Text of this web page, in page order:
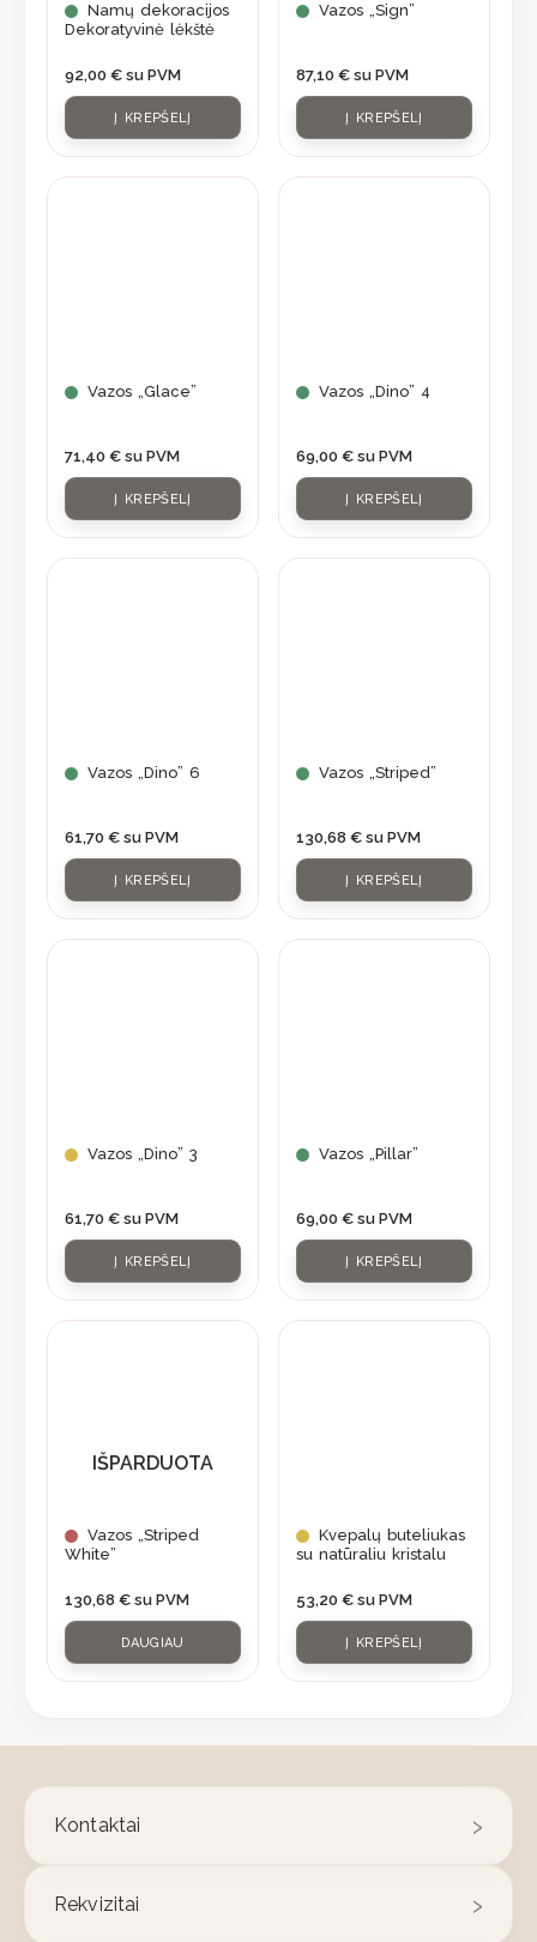
Namų dekoracijos
Dekoratyvinė lėkštė
92,00 € su PVM
Į KREPŠELĮ
Vazos „Sign”
87,10 € su PVM
Į KREPŠELĮ
Vazos „Glace”
71,40 € su PVM
Į KREPŠELĮ
Vazos „Dino” 4
69,00 € su PVM
Į KREPŠELĮ
Vazos „Dino” 6
61,70 € su PVM
Į KREPŠELĮ
Vazos „Striped”
130,68 € su PVM
Į KREPŠELĮ
Vazos „Dino” 3
61,70 € su PVM
Į KREPŠELĮ
Vazos „Pillar”
69,00 € su PVM
Į KREPŠELĮ
IŠPARDUOTA
Vazos „Striped
White”
130,68 € su PVM
DAUGIAU
Kvepalų buteliukas
su natūraliu kristalu
53,20 € su PVM
Į KREPŠELĮ
Kontaktai
Rekvizitai